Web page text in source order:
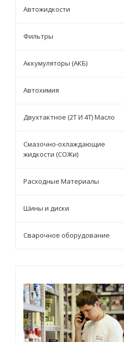
Автожидкости
Фильтры
Аккумуляторы (АКБ)
Автохимия
Двухтактное (2T И 4T) Масло
Смазочно-охлаждающие
жидкости (СОЖи)
Расходные Материалы
Шины и диски
Сварочное оборудование